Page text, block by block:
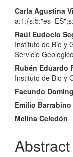
Main
Article
Content
Carla Agustina
Raúl Eudocio
Instituto de Bio y
Servicio
Rubén Eduardo
Instituto de Bio y
Facundo
Emilio Barrabino
Melina Celedón
Abstract